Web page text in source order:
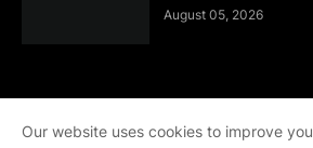
August 05, 2026
Home About contact-us
Our website uses cookies to improve